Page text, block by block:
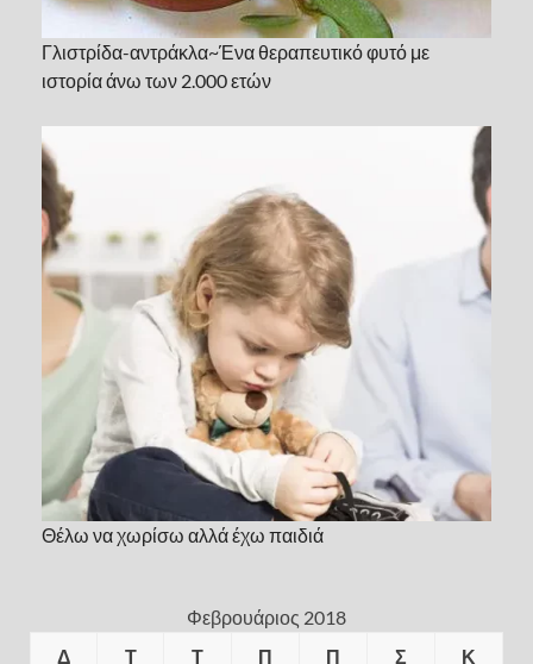
Γλιστρίδα-αντράκλα~Ένα θεραπευτικό φυτό με
ιστορία άνω των 2.000 ετών
Θέλω να χωρίσω αλλά έχω παιδιά
Φεβρουάριος 2018
Δ
Τ Τ Π Π Σ Κ